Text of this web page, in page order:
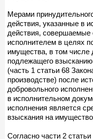
Мерами
действия, указанные в
действия,
исполнителем в целях
имущества, в том числе
подлежащего
(часть 1 статьи 68
производстве) после
добровольного
в исполнительном
исполнения является
взыскания на
Согласно части 2